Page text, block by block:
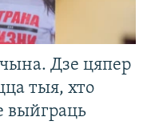
Дзе цяпер
тыя, хто
выйграць